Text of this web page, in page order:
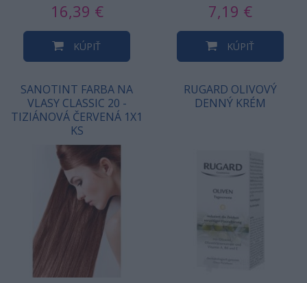
16,39 €
KÚPIŤ
7,19 €
KÚPIŤ
SANOTINT FARBA NA
VLASY CLASSIC 20 -
TIZIÁNOVÁ ČERVENÁ 1X1
KS
RUGARD OLIVOVÝ
DENNÝ KRÉM